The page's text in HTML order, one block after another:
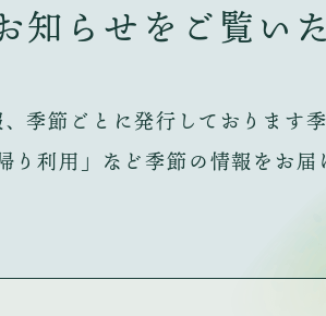
知らせを ご覧い
季節ごとに発行しております
り利用」など季節の情報をお届